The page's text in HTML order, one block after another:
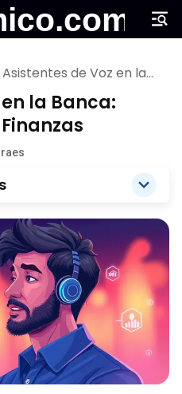
Asistentes de Voz en la
Banca: Conversa con tus
Finanzasla Banca: